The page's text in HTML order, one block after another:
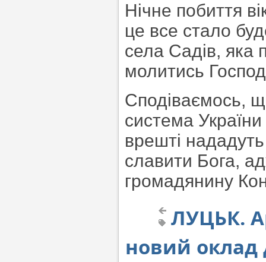
Нічне побиття
це все стало
села Садів, яка
молитись
Сподіваємось,
система України
врешті
славити Бога,
громадянину
ЛУЦЬК.
новий оклад